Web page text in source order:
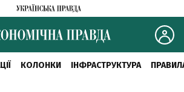
КОЛОНКИ ІНФРАСТРУКТУРА